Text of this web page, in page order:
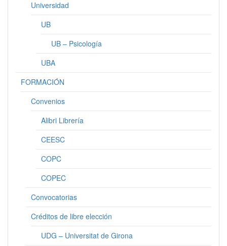
Universidad
UB
UB – Psicología
UBA
FORMACIÓN
Convenios
Alibri Librería
CEESC
COPC
COPEC
Convocatorias
Créditos de libre elección
UDG – Universitat de Girona